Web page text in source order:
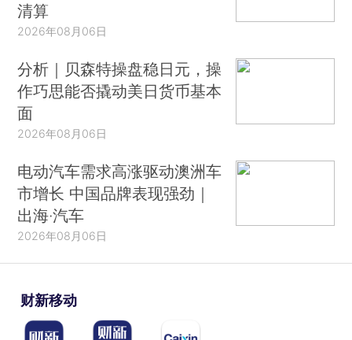
清算
2026年08月06日
分析｜贝森特操盘稳日元，操
作巧思能否撬动美日货币基本
面
2026年08月06日
电动汽车需求高涨驱动澳洲车
市增长 中国品牌表现强劲｜
出海·汽车
2026年08月06日
财新移动